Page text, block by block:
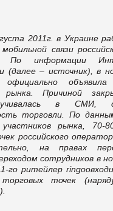
2011г. в Украине
связи
По информации
(далее – источник), в
официально
рынка. Причиной
в СМИ,
торговли. По
рынка, 70-
российского
на правах
сотрудников в
го ритейлер ringoo
торговых точек